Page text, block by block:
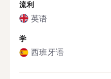
流利
英语
学
西班牙语